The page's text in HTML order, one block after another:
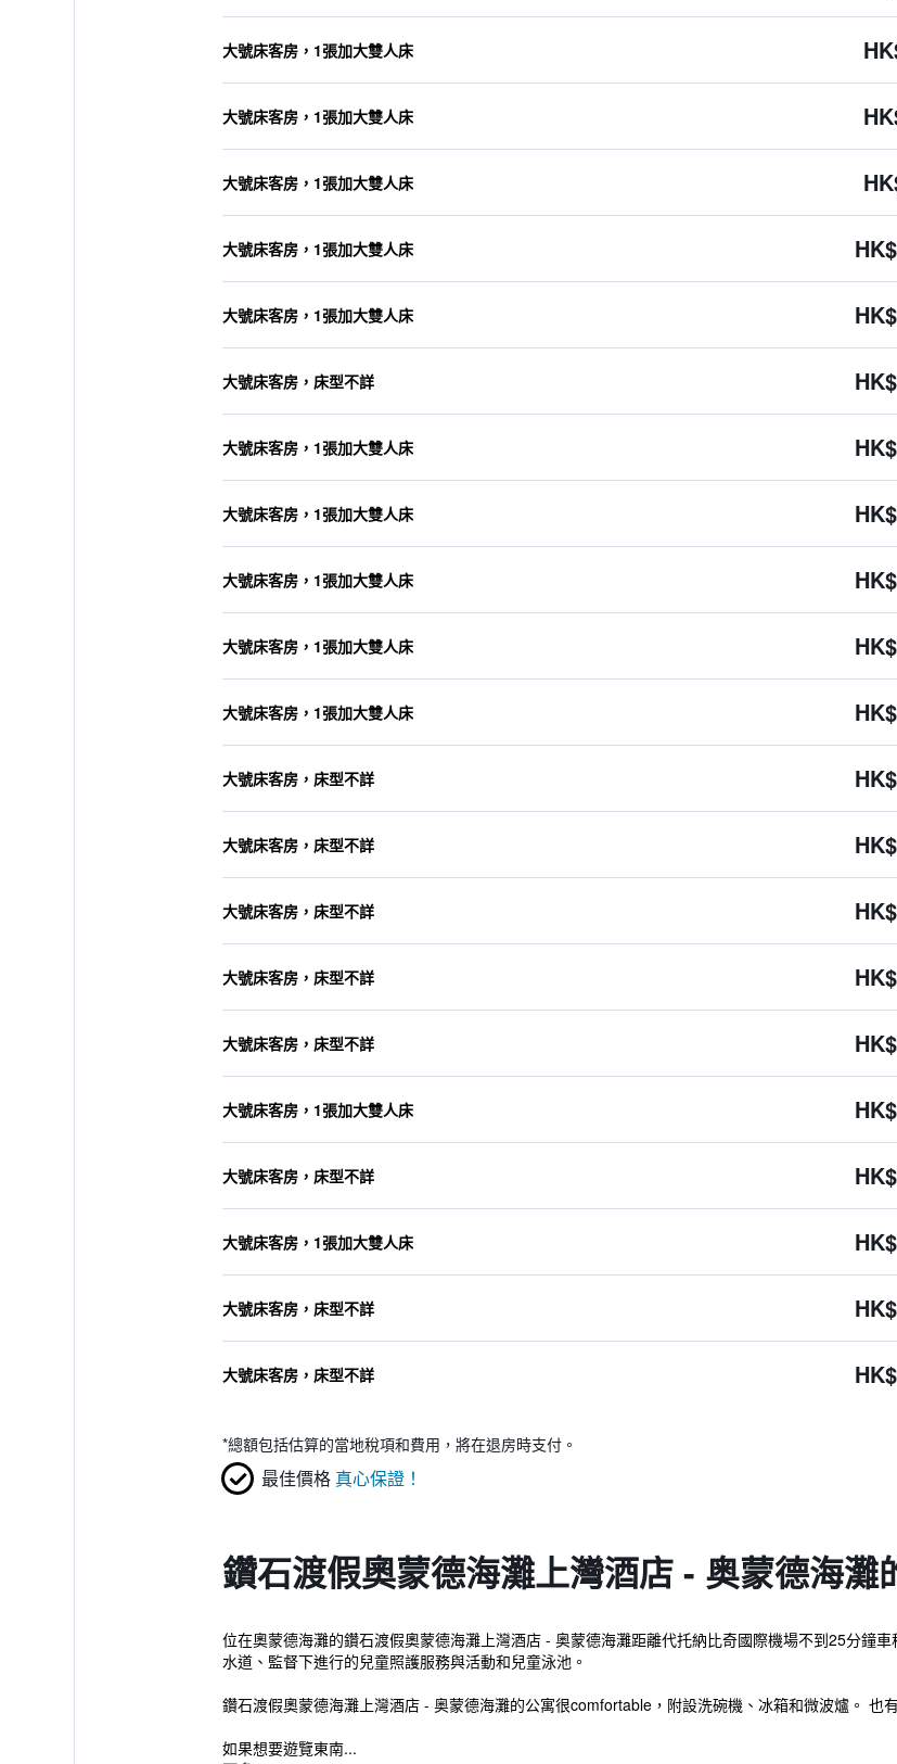
大號床客房，1張加大雙人床
大號床客房，1張加大雙人床
大號床客房，1張加大雙人床
大號床客房，1張加大雙人床
大號床客房，1張加大雙人床
大號床客房，床型不詳
大號床客房，1張加大雙人床
大號床客房，1張加大雙人床
大號床客房，1張加大雙人床
大號床客房，1張加大雙人床
大號床客房，1張加大雙人床
大號床客房，床型不詳
大號床客房，床型不詳
大號床客房，床型不詳
大號床客房，床型不詳
大號床客房，床型不詳
大號床客房，1張加大雙人床
大號床客房，床型不詳
大號床客房，1張加大雙人床
大號床客房，床型不詳
大號床客房，床型不詳
*總額包括估算的當地稅項和費用，將在退房時支付。
最佳價格 真心保證！
鑽石渡假奧蒙德海灘上灣酒店 - 奥蒙德海灘
位在奧蒙德海灘的鑽石渡假奧蒙德海灘上灣酒店 - 奥蒙德海灘距離代托納比奇國際機場不到25分鐘
水道、監督下進行的兒童照護服務與活動和兒童泳池。
鑽石渡假奧蒙德海灘上灣酒店 - 奥蒙德海灘的公寓很comfortable，附設洗碗機、冰箱和微波爐。 也
如果想要遊覽東南...